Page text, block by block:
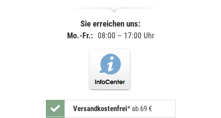
Sie erreichen uns:
Mo.-Fr.: 08:00 – 17:00 Uhr
Versandkostenfrei* ab 69 €